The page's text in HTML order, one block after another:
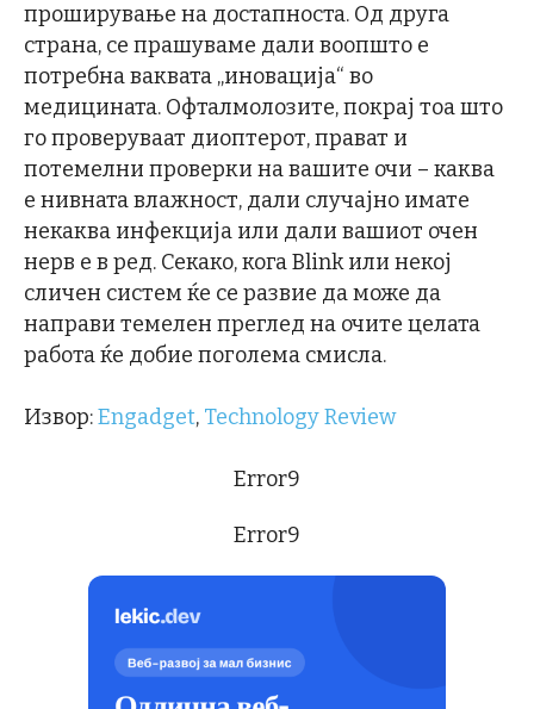
проширување на достапноста. Од друга
страна, се прашуваме дали воопшто е
потребна ваквата „иновација“ во
медицината. Офталмолозите, покрај тоа што
го проверуваат диоптерот, прават и
потемелни проверки на вашите очи – каква
е нивната влажност, дали случајно имате
некаква инфекција или дали вашиот очен
нерв е в ред. Секако, кога Blink или некој
сличен систем ќе се развие да може да
направи темелен преглед на очите целата
работа ќе добие поголема смисла.
Извор:Engadget, Technology Review
Error9
Error9